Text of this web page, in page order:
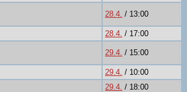
28.4. / 13:00
28.4. / 17:00
29.4. / 15:00
29.4. / 10:00
29.4. / 18:00